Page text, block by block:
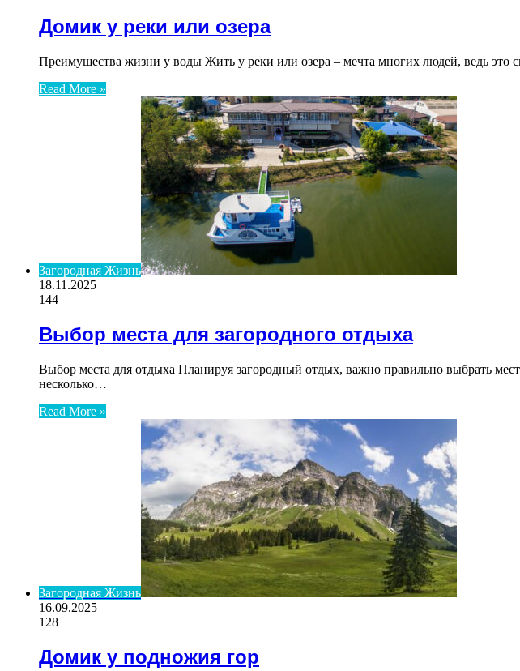
Домик у реки или озера
Преимущества жизни у воды Жить у реки или озера – мечта многих людей, ведь это
Read More »
Загородная Жизнь
18.11.2025
144
Выбор места для загородного отдыха
Выбор места для отдыха Планируя загородный отдых, важно правильно выбрать
несколько…
Read More »
Загородная Жизнь
16.09.2025
128
Домик у подножия гор